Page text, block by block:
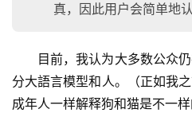
我
们
真，因此用户会简单地
目前，我认为大多数公众
分大語言模型和人。（正如我
成年人一样解释狗和猫是不一